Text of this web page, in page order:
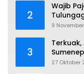
2
Wajib
Pungli
9
3
Bagian
27 Oktober